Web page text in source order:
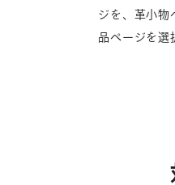
ジを、革小物
品ページを選